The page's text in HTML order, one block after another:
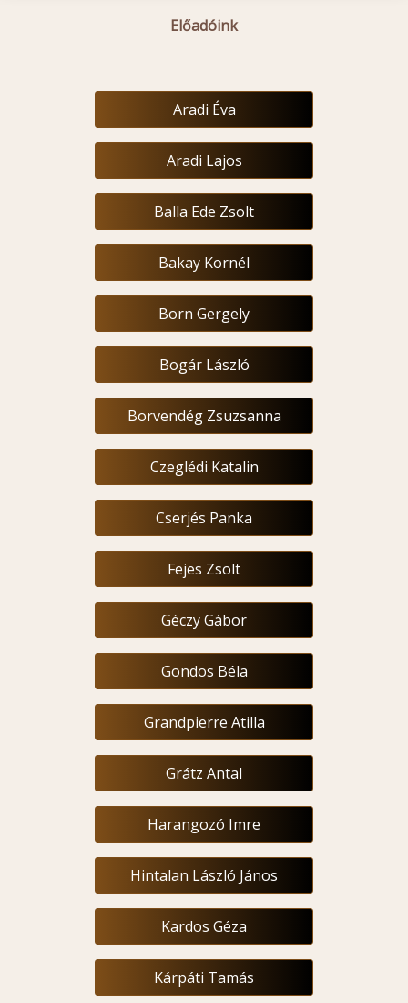
Előadóink
Aradi Éva
Aradi Lajos
Balla Ede Zsolt
Bakay Kornél
Born Gergely
Bogár László
Borvendég Zsuzsanna
Czeglédi Katalin
Cserjés Panka
Fejes Zsolt
Géczy Gábor
Gondos Béla
Grandpierre Atilla
Grátz Antal
Harangozó Imre
Hintalan László János
Kardos Géza
Kárpáti Tamás